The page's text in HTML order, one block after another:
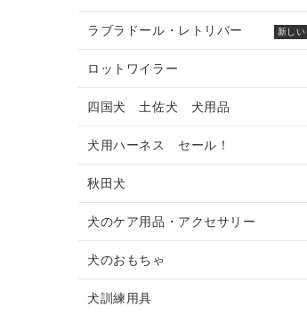
ソフトタイプのム
ューを書く
犬用鳴りムチ （シュッツフ
¥5,950
ラブラドール・レトリバー 新しい
ロットワイラー
四国犬 土佐犬 犬用品
犬用ハーネス セール！
秋田犬
犬のケア用品・アクセサリー
犬のおもちゃ
犬訓練用具